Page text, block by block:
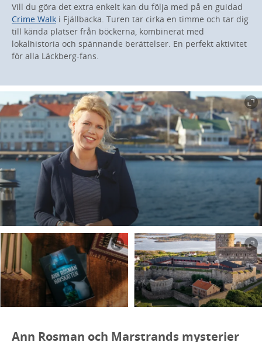
Vill du göra det extra enkelt kan du följa med på en guidad
Crime Walk i Fjällbacka. Turen tar cirka en timme och tar dig
till kända platser från böckerna, kombinerat med
lokalhistoria och spännande berättelser. En perfekt aktivitet
för alla Läckberg-fans.
Ann Rosman och Marstrands mysterier